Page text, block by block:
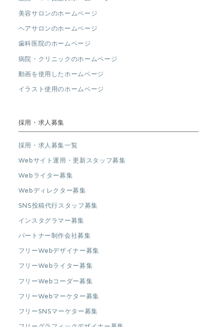
美容サロンのホームページ
ヘアサロンのホームページ
歯科医院のホームページ
病院・クリニックのホームページ
動画を使用したホームページ
イラスト使用のホームページ
採用・求人募集
採用・求人募集一覧
Webサイト運用・更新スタッフ募集
Webライター募集
Webディレクター募集
SNS投稿代行スタッフ募集
インスタグラマー募集
パートナー制作会社募集
フリーWebデザイナー募集
フリーWebライター募集
フリーWebコーダー募集
フリーWebマーケター募集
フリーSNSマーケター募集